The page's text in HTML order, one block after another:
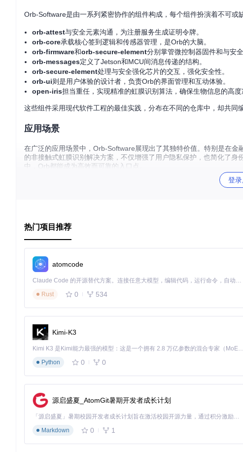
Orb-Software是由一系列紧密协作的组件构成，每个组件扮演着不可或
orb-attest与安全元素沟通，为注册服务生成证明令牌。
orb-core承载核心签到逻辑和传感器管理，是Orb的大脑。
orb-firmware和orb-secure-element分别掌管微控制器固件和与安
orb-messages定义了Jetson和MCU间消息传递的结构。
orb-secure-element处理与安全强化芯片的交互，强化安全性。
orb-ui则是用户体验的设计者，负责Orb的界面管理和互动体验。
open-iris担当重任，实现精准的虹膜识别算法，确保生物信息的高度
这些组件采用现代软件工程的最佳实践，分布在不同的仓库中，却共同
应用场景
在广泛的应用场景中，Orb-Software展现出了其独特价值。特别是在
的非接触式虹膜识别解决方案，不仅增强了用户隐私保护，也简化了
中，Orb都能成为高效而可靠的入口点。
模块化设计：各组件独立，易于扩展与维护，适应不同应用场景需求。
双重许可：灵活的MIT与Apache 2.0（含LLVM例外）许可证共存，
通过Orb-Software，我们不仅仅是见证了技术的进步，更是参与到了
安全的开发者和组织而言，Orb-Software无疑是一个值得深入探索并贡
这个项目不仅仅是一堆代码，它是通往更安全世界的钥匙，等待每一
限潜能吧！
登
热门项目推荐
atomcode
Claude Code 的开源替代方案。连接任意大模型，编辑代码，运行命令，自动验证 — 全自动执行。用 Rust 构建，极致性能。 ｜ An open-source alternative to Claude Code. Connect any LLM, edit code, run commands, and verify changes — autonomously. Built in Rust for speed. Get Started
Rust
0 534
Kimi-K3
Kimi K3 是Kimi能力最强的模型：这是一个拥有 2.8 万亿参数的混合专家（MoE）模型，具备原生视觉理解能力，并支持 100 万 token 的上下文窗口。
Python
0 0
源启盛夏_AtomGit暑期开发者成长计划
「源启盛夏」暑期校园开发者成长计划旨在激活校园开源力量，通过积分激励、认证扶持、资源倾斜等形式，引导高校组织和开发者完成「入驻 — 建项目 — 做贡献 — 获认证 — 得资源」的完整闭环。无论你是想带领社团入驻平台的组织者，还是希望用代码贡献证明自己的开发者，都能在这里找到属于你的成长路径。
Markdown
0 1